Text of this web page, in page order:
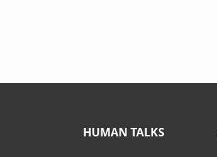
HUMAN TALKS